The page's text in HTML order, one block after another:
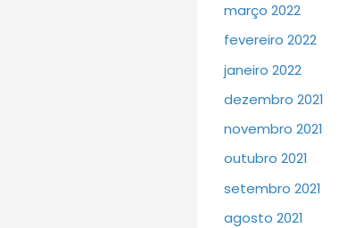
março 2022
fevereiro 2022
janeiro 2022
dezembro 2021
novembro 2021
outubro 2021
setembro 2021
agosto 2021